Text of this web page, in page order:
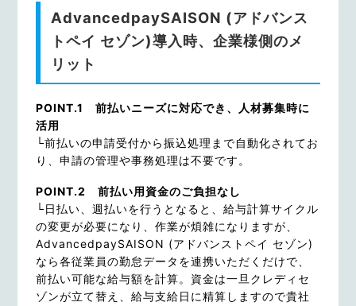
AdvancedpaySAISON (アドバンス
トペイ セゾン)導入時、企業様側のメ
リット
POINT.1 前払いニーズに対応でき、人材募集時に
活用
└前払いの申請受付から振込処理まで自動化されてお
り、申請の管理や事務処理は不要です。
POINT.2 前払い用資金のご負担なし
└日払い、週払いを行うとなると、給与計算サイクル
の変更が必要になり、作業が煩雑になりますが、
AdvancedpaySAISON (アドバンストペイ セゾン)
なら各従業員の勤怠データを連携いただくだけで、
前払い可能な給与額を計算。資金は一旦クレディセ
ゾンが立て替え、給与支給日に精算しますので貴社